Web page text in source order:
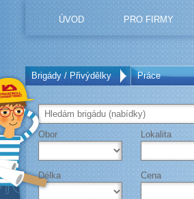
ÚVOD PRO FIRMY
Brigády / Přivýdělky Práce
Obor Lokalita
Délka Cena